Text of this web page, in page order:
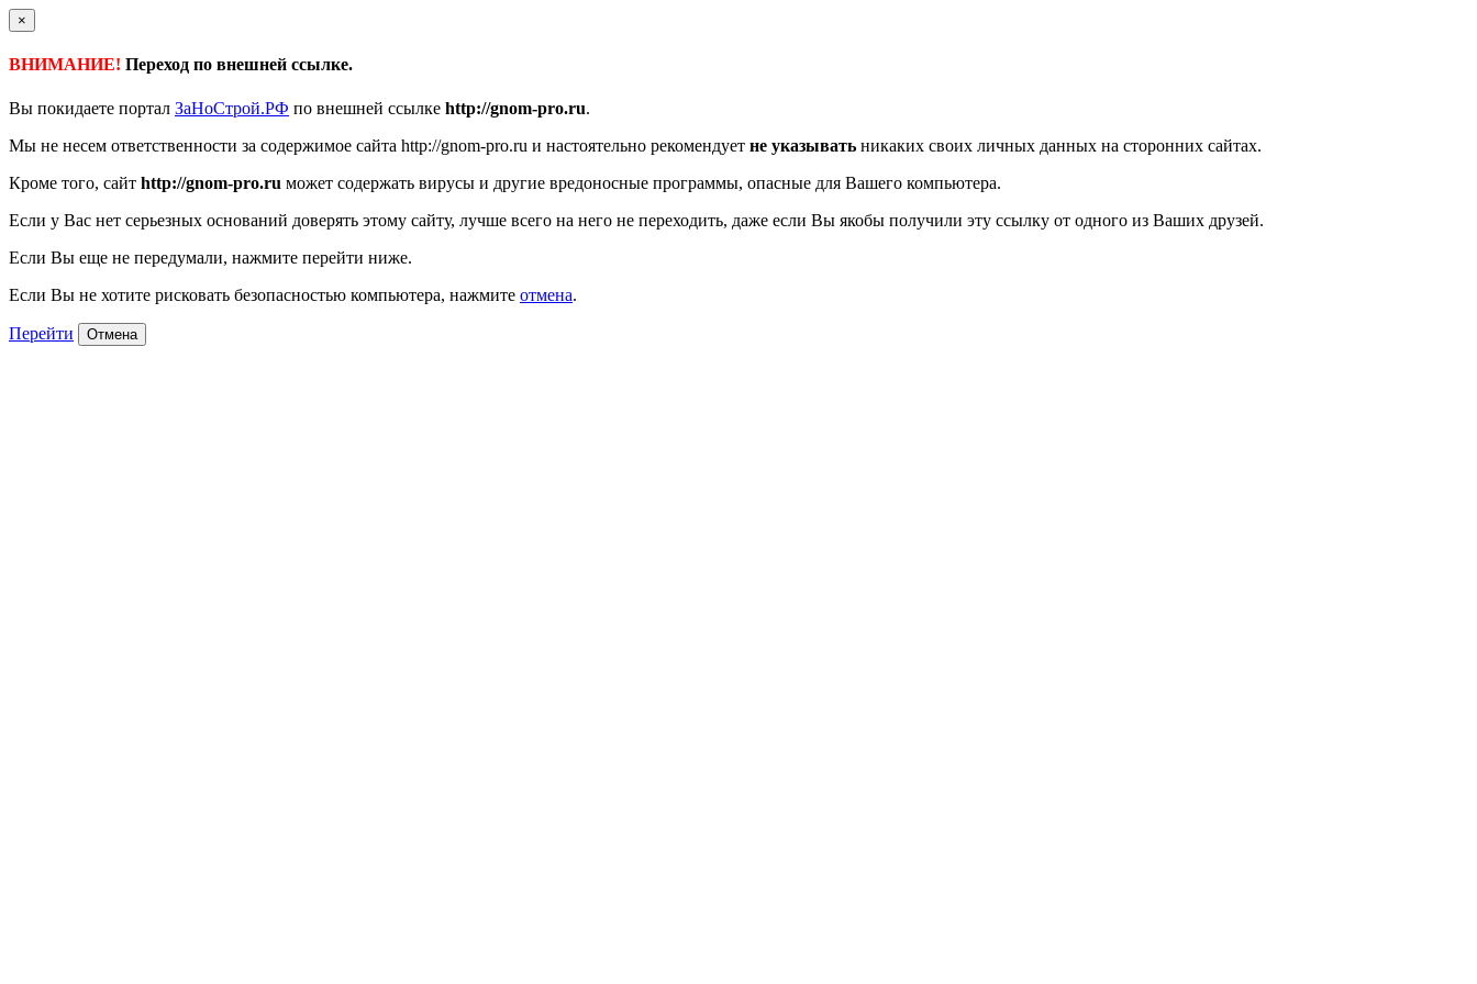
×
ВНИМАНИЕ! Переход по внешней ссылке.
Вы покидаете портал ЗаНоСтрой.РФ по внешней ссылке http://gnom-pro.ru.
Мы не несем ответственности за содержимое сайта http://gnom-pro.ru и настоятельно рекомендует не указывать никаких своих личных данных на сторонних сайтах.
Кроме того, сайт http://gnom-pro.ru может содержать вирусы и другие вредоносные программы, опасные для Вашего компьютера.
Если у Вас нет серьезных оснований доверять этому сайту, лучше всего на него не переходить, даже если Вы якобы получили эту ссылку от одного из Ваших друзей.
Если Вы еще не передумали, нажмите перейти ниже.
Если Вы не хотите рисковать безопасностью компьютера, нажмите отмена.
Перейти Отмена